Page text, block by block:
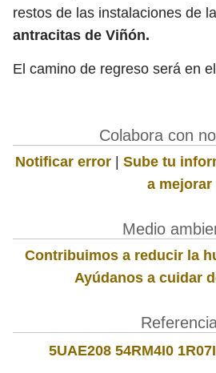
restos de las instalaciones de la
antracitas de Viñón.
El camino de regreso será en
Colabora con
Notificar error | Sube tu
a mejorar
Medio
Contribuimos a reducir la
Ayúdanos a cuidar
5UAE208 54RM4I0